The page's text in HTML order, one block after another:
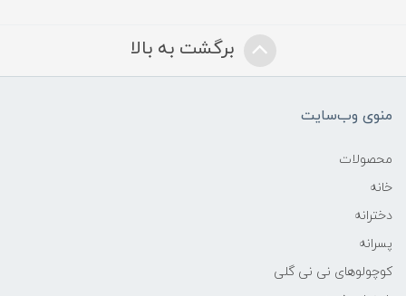
برگشت به بالا
منوی وب‌سایت
محصولات
خانه
دخترانه
پسرانه
کوچولوهای نی نی گلی